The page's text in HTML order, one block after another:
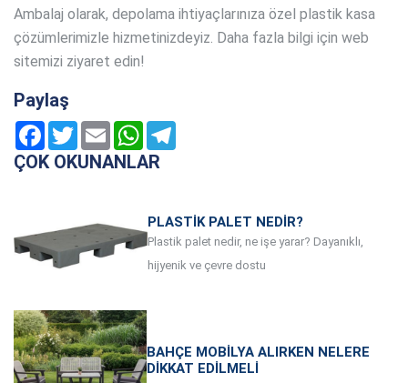
Ambalaj olarak, depolama ihtiyaçlarınıza özel plastik kasa
çözümlerimizle hizmetinizdeyiz. Daha fazla bilgi için web
sitemizi ziyaret edin!
Paylaş
Facebook
TwitterEmail WhatsApp
ÇOK OKUNANLAR
PLASTIK PALET NEDIR?
Plastik palet nedir, ne işe yarar? Dayanıklı,
hijyenik ve çevre dostu
BAHÇE MOBILYA ALIRKEN NELERE
DIKKAT EDILMELI